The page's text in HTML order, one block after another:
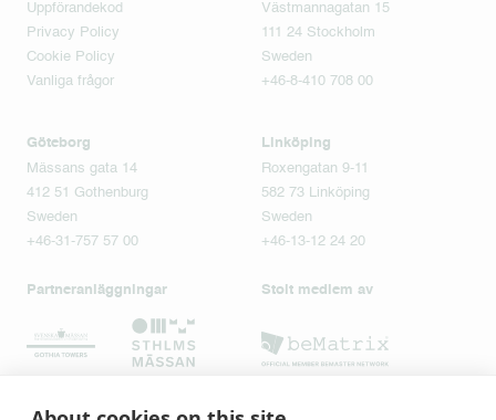
Uppförandekod
Privacy Policy
Cookie Policy
Vanliga frågor
Västmannagatan 15
111 24 Stockholm
Sweden
+46-8-410 708 00
Göteborg
Mässans gata 14
412 51 Gothenburg
Sweden
+46-31-757 57 00
Linköping
Roxengatan 9-11
582 73 Linköping
Sweden
+46-13-12 24 20
Partneranläggningar Stolt medlem av